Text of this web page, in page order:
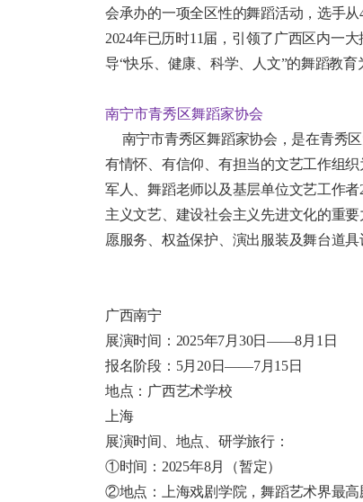
会承办的一项全区性的舞蹈活动，选手
2024年已历时11届，引领了广西区内一
导“快乐、健康、科学、人文”的舞蹈教
南宁市青秀区舞蹈家协会
南宁市青秀区舞蹈家协会，是在青秀
有情怀、有信仰、有担当的文艺工作组
军人、舞蹈老师以及基层单位文艺工作
主义文艺、建设社会主义先进文化的重
愿服务、权益保护、演出服装及舞台道具
广西南宁
展演时间：2025年7月30日——8月1日
报名阶段：5月20日——7月15日
地点：广西艺术学校
上海
展演时间、地点、研学旅行：
①时间：2025年8月（暂定）
②地点：上海戏剧学院，舞蹈艺术界最高